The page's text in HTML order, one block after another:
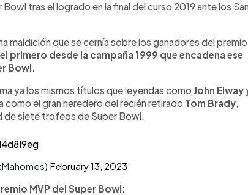
tras el logrado en la final del curso 2019 ante los
maldición que se cernía sobre los ganadores del premio
primero desde la campaña 1999 que encadena ese
Bowl.
ya los mismos títulos que leyendas como John Elway
como el gran heredero del recién retirado Tom Brady,
de siete trofeos de Super Bowl.
February 13, 2023
MVP del Super Bowl: